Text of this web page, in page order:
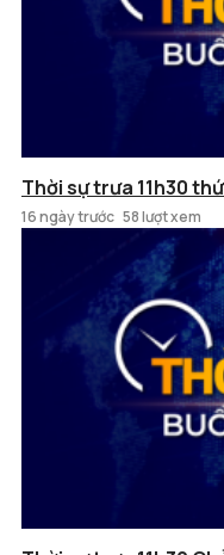
Thời sự trưa 11h30
16 ngày trước 58 lượt xem